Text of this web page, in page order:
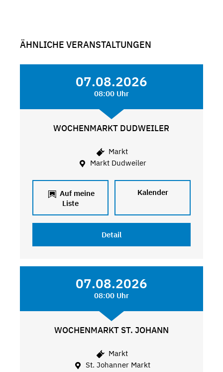
ÄHNLICHE VERANSTALTUNGEN
07.08.2026
08:00 Uhr
WOCHENMARKT DUDWEILER
Markt
Markt Dudweiler
Auf meine
Liste
Kalender
Detail
07.08.2026
08:00 Uhr
WOCHENMARKT ST. JOHANN
Markt
St. Johanner Markt